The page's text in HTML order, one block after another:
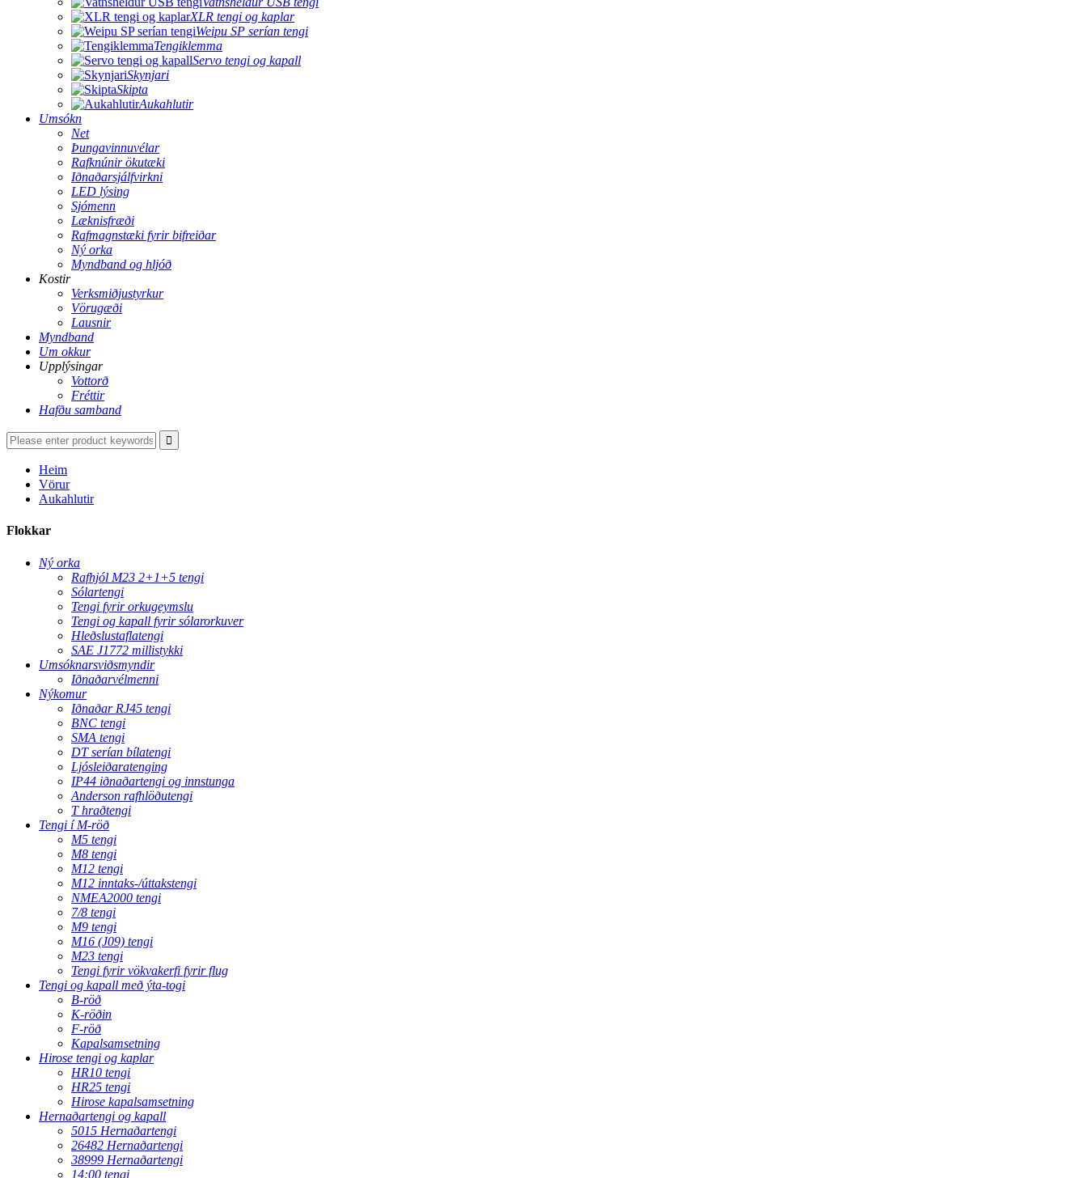
XLR tengi og kaplar
Weipu SP serían tengi
Tengiklemma
Servo tengi og kapall
Skynjari
Skipta
Aukahlutir
Umsókn
Net
Þungavinnuvélar
Rafknúnir ökutæki
Iðnaðarsjálfvirkni
LED lýsing
Sjómenn
Læknisfræði
Rafmagnstæki fyrir bifreiðar
Ný orka
Myndband og hljóð
Kostir
Verksmiðjustyrkur
Vörugæði
Lausnir
Myndband
Um okkur
Upplýsingar
Vottorð
Fréttir
Hafðu samband
Heim
Vörur
Aukahlutir
Flokkar
Ný orka
Rafhjól M23 2+1+5 tengi
Sólartengi
Tengi fyrir orkugeymslu
Tengi og kapall fyrir sólarorkuver
Hleðslustaflatengi
SAE J1772 millistykki
Umsóknarsviðsmyndir
Iðnaðarvélmenni
Nýkomur
Iðnaðar RJ45 tengi
BNC tengi
SMA tengi
DT serían bílatengi
Ljósleiðaratenging
IP44 iðnaðartengi og innstunga
Anderson rafhlöðutengi
T hraðtengi
Tengi í M-röð
M5 tengi
M8 tengi
M12 tengi
M12 inntaks-/úttakstengi
NMEA2000 tengi
7/8 tengi
M9 tengi
M16 (J09) tengi
M23 tengi
Tengi fyrir vökvakerfi fyrir flug
Tengi og kapall með ýta-togi
B-röð
K-röðin
F-röð
Kapalsamsetning
Hirose tengi og kaplar
HR10 tengi
HR25 tengi
Hirose kapalsamsetning
Hernaðartengi og kapall
5015 Hernaðartengi
26482 Hernaðartengi
38999 Hernaðartengi
14:00 tengi